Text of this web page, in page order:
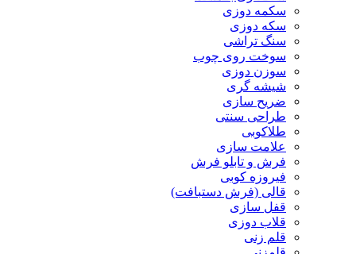
سکمه دوزی
سکه دوزی
سنگ تراشی
سوخت روی چوب
سوزن دوزی
شیشه گری
ضریح سازی
طراحی سنتی
طلاکوبی
علامت سازی
فرش و تابلو فرش
فیروزه کوبی
قالی (فرش دستبافت)
قفل سازی
قلاب دوزی
قلم زنی